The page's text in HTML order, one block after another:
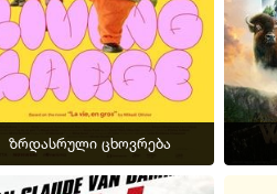
ზრდასრული ცხოვრება